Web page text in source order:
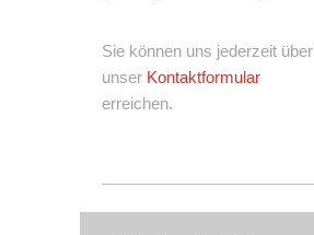
Sie können uns jederzeit über
unser Kontaktformular
erreichen.